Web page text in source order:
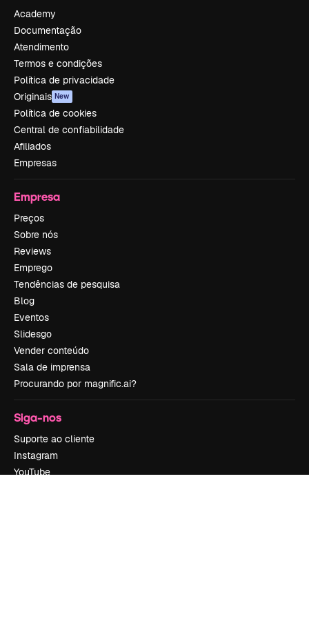
Academy
Documentação
Atendimento
Termos e condições
Política de privacidade
Originais New
Política de cookies
Central de confiabilidade
Afiliados
Empresas
Empresa
Preços
Sobre nós
Reviews
Emprego
Tendências de pesquisa
Blog
Eventos
Slidesgo
Vender conteúdo
Sala de imprensa
Procurando por magnific.ai?
Siga-nos
Suporte ao cliente
Instagram
YouTube